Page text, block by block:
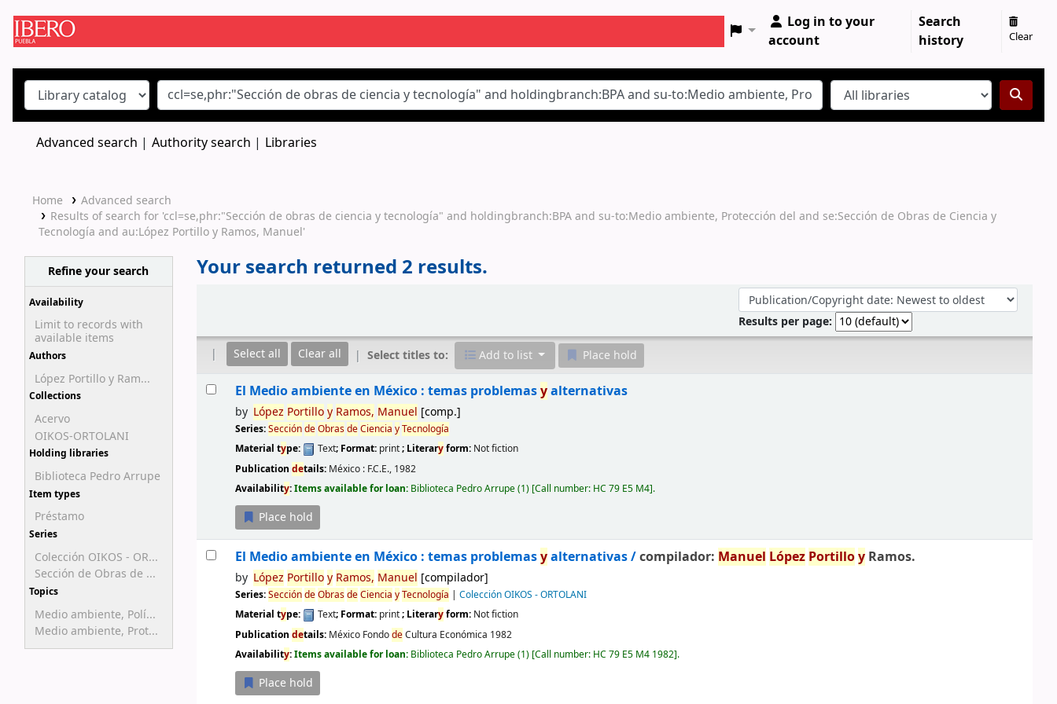
Log in to your
account
Search
history
Clear
Advanced search Authority search Libraries
Home
Advanced search
Results of search for 'ccl=se,phr:"Sección de obras de ciencia y tecnología" and holdingbranch:BPA and su-to:Medio ambiente, Protección del and se:Sección de Obras de Ciencia y
Tecnología and au:López Portillo y Ramos, Manuel'
Refine your search
Availability
Limit to records with
available items
Authors
López Portillo y Ram...
Collections
Acervo
OIKOS-ORTOLANI
Holding libraries
Biblioteca Pedro Arrupe
Item types
Préstamo
Series
Colección OIKOS - OR...
Sección de Obras de ...
Topics
Medio ambiente, Polí...
Medio ambiente, Prot...
Your search returned 2 results.
Sort by:
Results per page:
Select all
Clear all Select titles to: Add to list Place hold
Results
El Medio ambiente en México : temas problemasyalternativas
by López Portilloy Ramos, Manuel [comp.]
Series:SeccióndeObrasdeCiencia yTecnología
Material type: Text; Format: print; Literaryform: Not fiction
Publication details: México : F.C.E., 1982
Availability:Items available for loan: Biblioteca Pedro Arrupe(1) Call number: HC 79 E5 M4 .
Place hold
El Medio ambiente en México : temas problemasyalternativas /compilador: Manuel López PortilloyRamos.
by López Portilloy Ramos, Manuel [compilador]
Series:SeccióndeObrasdeCiencia yTecnología
Colección OIKOS - ORTOLANI
Material type: Text; Format: print; Literaryform: Not fiction
Publication details: México FondodeCultura Económica 1982
Availability:Items available for loan: Biblioteca Pedro Arrupe(1) Call number: HC 79 E5 M4 1982 .
Place hold